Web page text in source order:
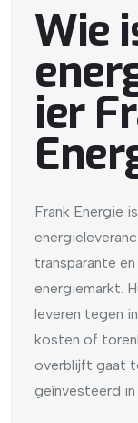
Wie
ier
Frank Energie
transparante
energiemarkt.
leveren tegen
kosten of
overblijft gaat
geïnvesteerd in